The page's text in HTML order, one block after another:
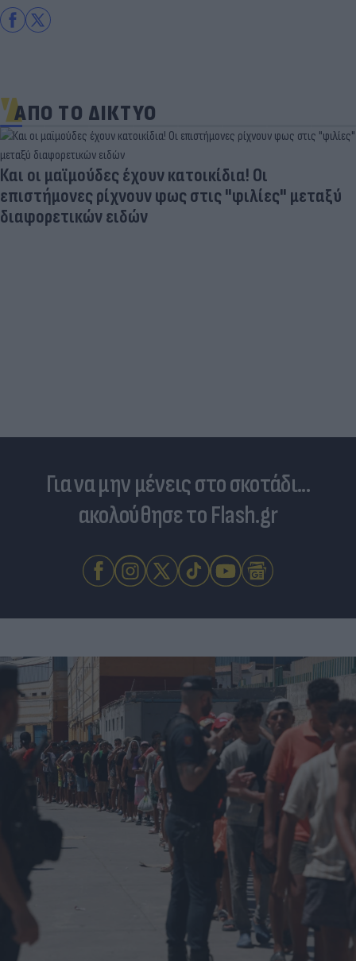
ΑΠΟ ΤΟ ΔΙΚΤΥΟ
Και οι μαϊμούδες έχουν κατοικίδια! Οι
επιστήμονες ρίχνουν φως στις "φιλίες" μεταξύ
διαφορετικών ειδών
Για να μην μένεις στο σκοτάδι...
ακολούθησε το Flash.gr